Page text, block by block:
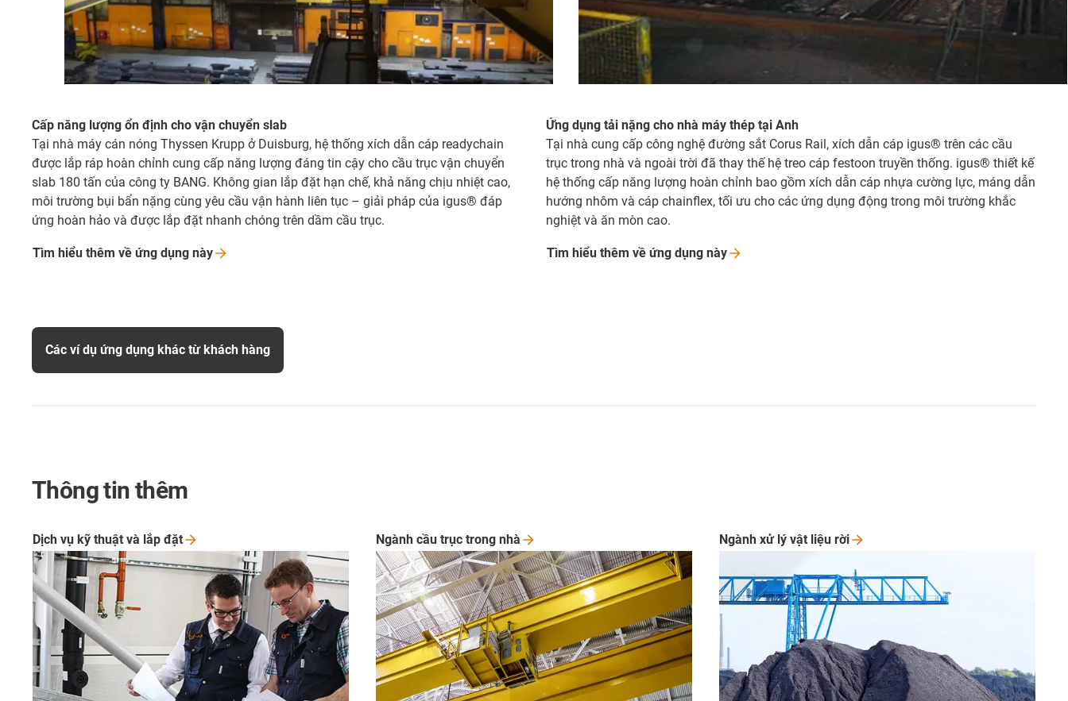
Cấp năng lượng ổn định cho vận chuyển slab
Tại nhà máy cán nóng Thyssen Krupp ở Duisburg, hệ thống xích dẫn cáp readychain
được lắp ráp hoàn chỉnh cung cấp năng lượng đáng tin cậy cho cầu trục vận chuyển
slab 180 tấn của công ty BANG. Không gian lắp đặt hạn chế, khả năng chịu nhiệt cao,
môi trường bụi bẩn nặng cùng yêu cầu vận hành liên tục – giải pháp của igus® đáp
ứng hoàn hảo và được lắp đặt nhanh chóng trên dầm cầu trục.
Tìm hiểu thêm về ứng dụng này
Ứng dụng tải nặng cho nhà máy thép tại Anh
Tại nhà cung cấp công nghệ đường sắt Corus Rail, xích dẫn cáp igus® trên các cầu
trục trong nhà và ngoài trời đã thay thế hệ treo cáp festoon truyền thống. igus® thiết kế
hệ thống cấp năng lượng hoàn chỉnh bao gồm xích dẫn cáp nhựa cường lực, máng dẫn
hướng nhôm và cáp chainflex, tối ưu cho các ứng dụng động trong môi trường khắc
nghiệt và ăn mòn cao.
Tìm hiểu thêm về ứng dụng này
Các ví dụ ứng dụng khác từ khách hàng
Thông tin thêm
Dịch vụ kỹ thuật và lắp đặt Ngành cầu trục trong nhà Ngành xử lý vật liệu rời